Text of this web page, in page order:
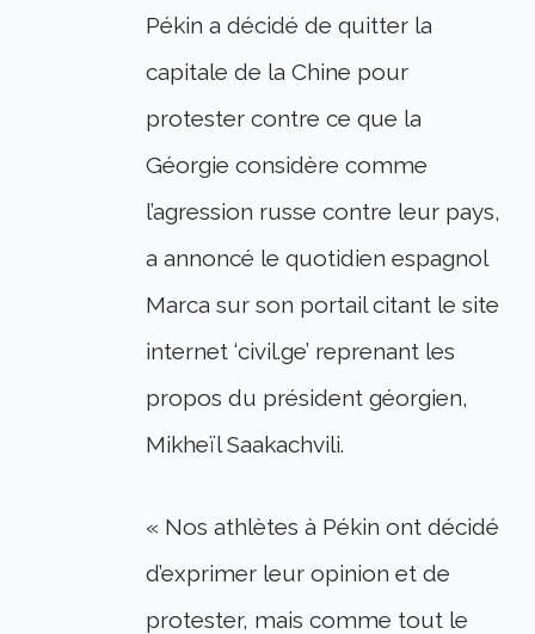
Pékin a décidé de quitter la
capitale de la Chine pour
protester contre ce que la
Géorgie considère comme
l’agression russe contre leur pays,
a annoncé le quotidien espagnol
Marca sur son portail citant le site
internet ‘civil.ge’ reprenant les
propos du président géorgien,
Mikheïl Saakachvili.
« Nos athlètes à Pékin ont décidé
d’exprimer leur opinion et de
protester, mais comme tout le